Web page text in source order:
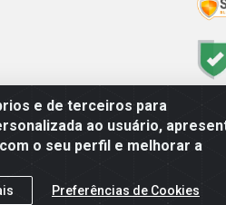
e de terceiros para
ao usuário,
o seu perfil e melhorar a
Preferências de Cookies
Comercial LTDA - Av. Dorgival